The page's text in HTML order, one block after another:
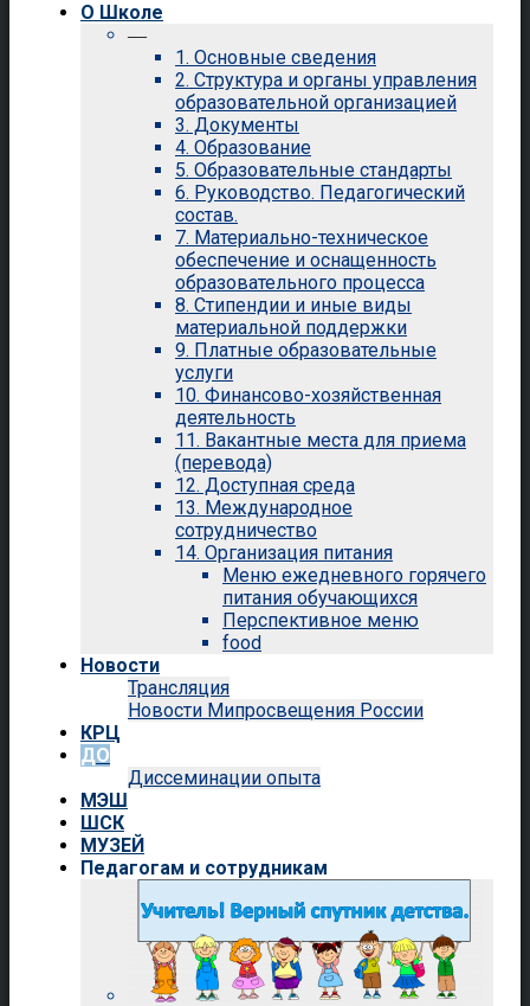
О Школе
—
1. Основные сведения
2. Структура и органы управления
образовательной организацией
3. Документы
4. Образование
5. Образовательные стандарты
6. Руководство. Педагогический
состав.
7. Материально-техническое
обеспечение и оснащенность
образовательного процесса
8. Стипендии и иные виды
материальной поддержки
9. Платные образовательные
услуги
10. Финансово-хозяйственная
деятельность
11. Вакантные места для приема
(перевода)
12. Доступная среда
13. Международное
сотрудничество
14. Организация питания
Меню ежедневного горячего
питания обучающихся
Перспективное меню
food
Новости
Трансляция
Новости Мипросвещения России
КРЦ
ДО
Диссеминации опыта
МЭШ
ШСК
МУЗЕЙ
Педагогам и сотрудникам